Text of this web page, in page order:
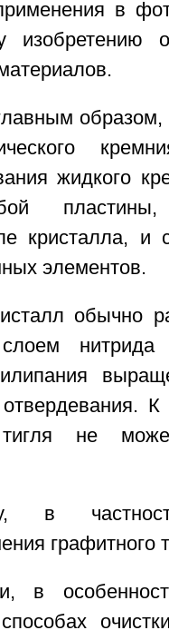
в
изобретению
образом,
жидкого
кристалла, и
элементов.
обычно
слоем
отвердевания.
тигля не
в
графитного
в